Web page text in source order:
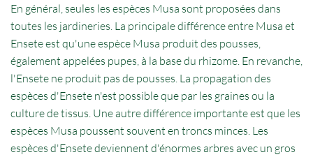
En général, seules les espèces Musa sont proposées dans
toutes les jardineries. La principale différence entre Musa et
Ensete est qu'une espèce Musa produit des pousses,
également appelées pupes, à la base du rhizome. En revanche,
l'Ensete ne produit pas de pousses. La propagation des
espèces d'Ensete n'est possible que par les graines ou la
culture de tissus. Une autre différence importante est que les
espèces Musa poussent souvent en troncs minces. Les
espèces d'Ensete deviennent d'énormes arbres avec un gros